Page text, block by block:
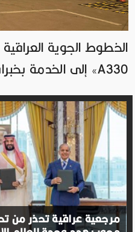
الخطوط الجوية
A330» إلى الخدمة بخبرات عراقية
مرجعية عراقية تحذر من